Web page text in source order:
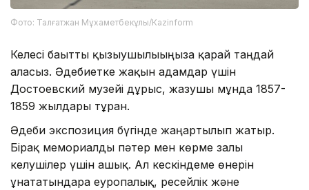
Фото: Талғатжан Мұхаметбекұлы/Кazinform
Келесі бағытты қызығушылығыңызға қарай таңдай
аласыз. Әдебиетке жақын адамдар үшін
Достоевский музейі дұрыс, жазушы мұнда 1857-
1859 жылдары тұрған.
Әдеби экспозиция бүгінде жаңартылып жатыр.
Бірақ мемориалды пәтер мен көрме залы
келушілер үшін ашық. Ал кескіндеме өнерін
ұнататындарға еуропалық, ресейлік және